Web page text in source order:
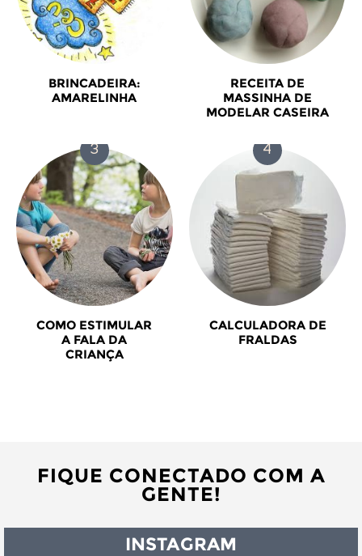
BRINCADEIRA:
AMARELINHA
RECEITA DE
MASSINHA DE
MODELAR CASEIRA
COMO ESTIMULAR
A FALA DA
CRIANÇA
CALCULADORA DE
FRALDAS
FIQUE CONECTADO COM A
GENTE!
INSTAGRAM